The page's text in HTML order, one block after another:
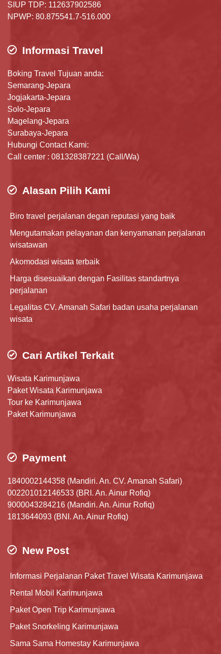
SIUP TDP: 112637902586
NPWP: 80.875541.7-516.000
Informasi Travel
Boking Travel Tujuan anda:
Semarang-Jepara
Jogjakarta-Jepara
Solo-Jepara
Magelang-Jepara
Surabaya-Jepara
Hubungi Contact Kami:
Call center : 081328387221 (Call/Wa)
Alasan Pilih Kami
Biro travel perjalanan degan reputasi yang baik
Mengutamakan pelayanan dan kenyamanan perjalanan
wisatawan
Akomodasi wisata terbaik
Harga disesuaikan dengan Fasilitas standartnya
perjalanan
Legalitas CV. Amanah Safari badan usaha perjalanan
wisata
Cari Artikel Terkait
Wisata Karimunjawa
Paket Wisata Karimunjawa
Tour ke Karimunjawa
Paket Karimunjawa
Payment
1840002144358 (Mandiri. An. CV. Amanah Safari)
002201012146533 (BRI. An. Ainur Rofiq)
9000043284216 (Mandiri. An. Ainur Rofiq)
1813644093 (BNI. An. Ainur Rofiq)
New Post
Informasi Perjalanan Paket Travel Wisata Karimunjawa
Rental Mobil Karimunjawa
Paket Open Trip Karimunjawa
Paket Snorkeling Karimunjawa
Sama Sama Homestay Karimunjawa